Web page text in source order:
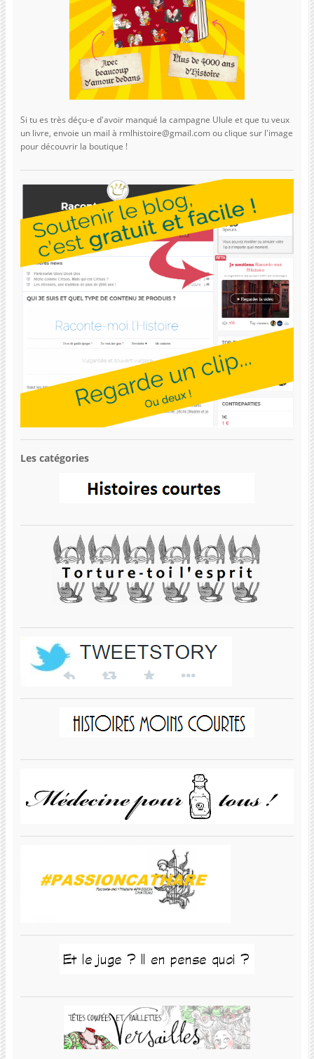
Si tu es très déçu-e d'avoir manqué la campagne Ulule et que tu veux
un livre, envoie un mail à rmlhistoire@gmail.com ou clique sur l'image
pour découvrir la boutique !
Les catégories